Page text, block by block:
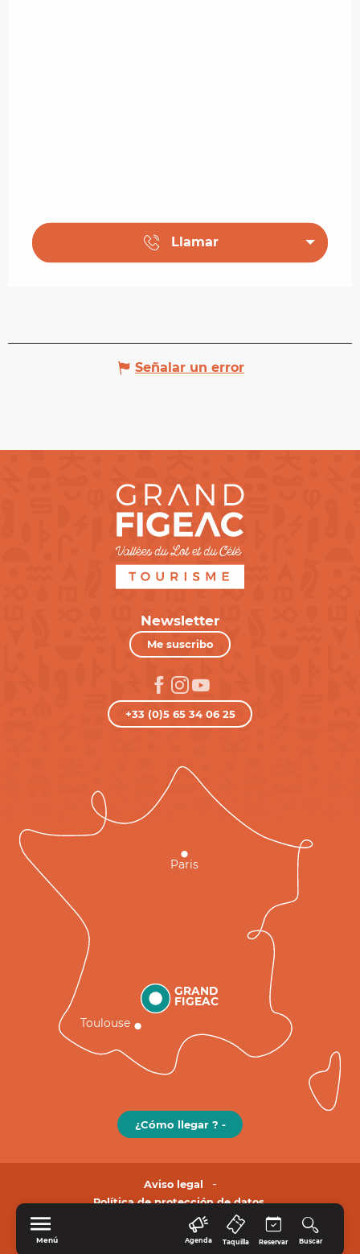
Menú Agenda Taquilla Reservar Buscar
Llamar
Señalar un error
Newsletter
Me suscribo
+33 (0)5 65 34 06 25
GRAND
FIGEAC
Toulouse
Paris
¿Cómo llegar ? -
Aviso legal
Política de protección de datos.